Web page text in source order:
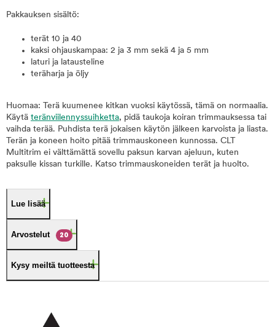
Pakkauksen sisältö:
terät 10 ja 40
kaksi ohjauskampaa: 2 ja 3 mm sekä 4 ja 5 mm
laturi ja latausteline
teräharja ja öljy
Huomaa: Terä kuumenee kitkan vuoksi käytössä, tämä on normaalia.
Käytä teränviilennyssuihketta, pidä taukoja koiran trimmauksessa tai
vaihda terää. Puhdista terä jokaisen käytön jälkeen karvoista ja liasta.
Terän ja koneen hoito pitää trimmauskoneen kunnossa. CLT
Multitrim ei välttämättä sovellu paksun karvan ajeluun, kuten
paksulle kissan turkille. Katso trimmauskoneiden terät ja huolto.
Lue lisää
Arvostelut 20
Kysy meiltä tuotteesta